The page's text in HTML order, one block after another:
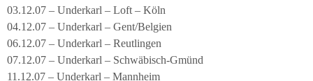
03.12.07 – Underkarl – Loft – Köln
04.12.07 – Underkarl – Gent/Belgien
06.12.07 – Underkarl – Reutlingen
07.12.07 – Underkarl – Schwäbisch-Gmünd
11.12.07 – Underkarl – Mannheim